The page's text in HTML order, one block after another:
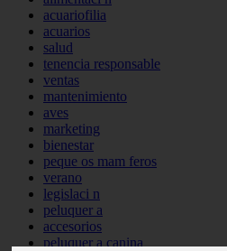
acuariofilia
acuarios
salud
tenencia responsable
ventas
mantenimiento
aves
marketing
bienestar
peque os mam feros
verano
legislaci n
peluquer a
accesorios
peluquer a canina